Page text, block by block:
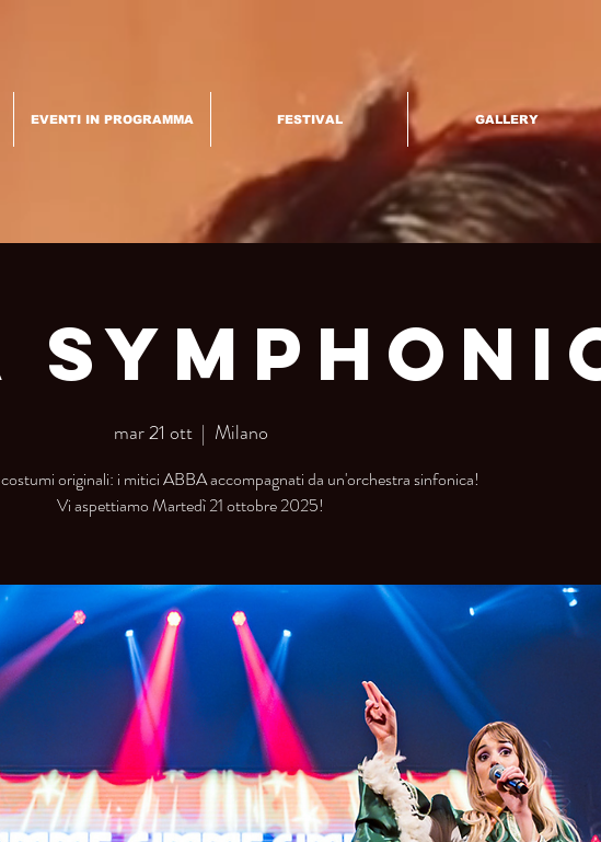
EVENTI IN PROGRAMMA FESTIVAL GALLERY
mar 21 ott
  |
Milano
originali: i mitici ABBA accompagnati da un'orchestra sinfonica!
Vi aspettiamo Martedì 21 ottobre 2025!